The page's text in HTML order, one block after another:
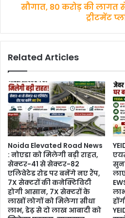
लागत
बनेगा
ट्रीटमेंट
प्लांट
सौगात, 80 करोड़ की लागत
ट्रीटमेंट
Related Articles
Noida Elevated Road News
: नोएडा को मिलेगी बड़ी राहत,
सेक्टर-41 से सेक्टर-82
एलिवेटेड रोड पर बनेंगे नए रैंप,
7X सेक्टरों की कनेक्टिविटी
होगी आसान, 7X सेक्टरों के
लाखों लोगों को मिलेगा सीधा
लाभ, डेढ़ से दो लाख आबादी को